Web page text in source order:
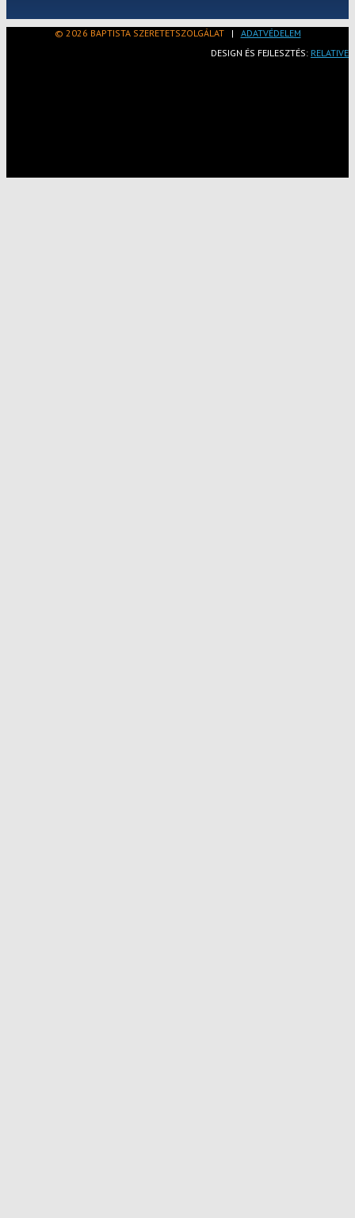
© 2026 BAPTISTA SZERETETSZOLGÁLAT| ADATVÉDELEM
DESIGN ÉS FEJLESZTÉS: RELATIVE